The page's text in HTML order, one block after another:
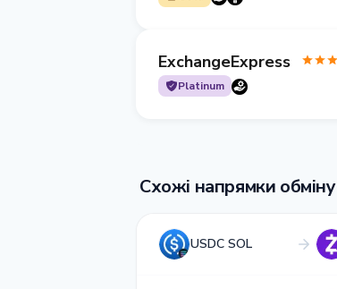
ExchangeExpress
Platinum
Схожі напрямки обміну
USDC SOL